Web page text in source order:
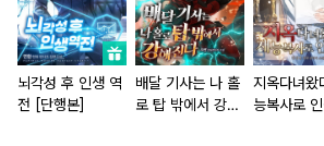
뇌각성 후 인생 역
전 [단행본]
배달 기사는 나 홀
로 탑 밖에서 강해
지옥다녀왔
능복사로